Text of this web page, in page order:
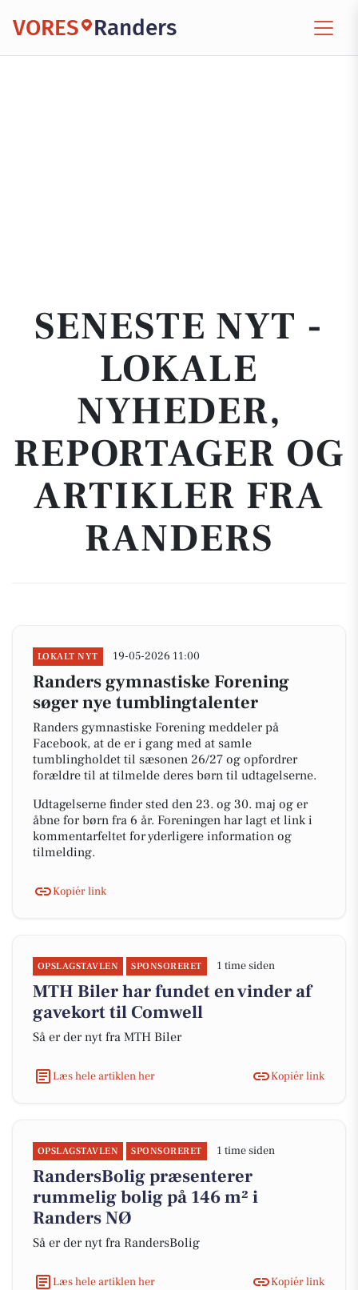
VORES Randers
SENESTE NYT -
LOKALE
NYHEDER,
REPORTAGER OG
ARTIKLER FRA
RANDERS
LOKALT NYT 19-05-2026 11:00
Randers gymnastiske Forening
søger nye tumblingtalenter
Randers gymnastiske Forening meddeler på
Facebook, at de er i gang med at samle
tumblingholdet til sæsonen 26/27 og opfordrer
forældre til at tilmelde deres børn til udtagelserne.
Udtagelserne finder sted den 23. og 30. maj og er
åbne for børn fra 6 år. Foreningen har lagt et link i
kommentarfeltet for yderligere information og
tilmelding.
Kopiér link
OPSLAGSTAVLEN SPONSORERET 1 time siden
MTH Biler har fundet en vinder af
gavekort til Comwell
Så er der nyt fra MTH Biler
Læs hele artiklen her Kopiér link
OPSLAGSTAVLEN SPONSORERET 1 time siden
RandersBolig præsenterer
rummelig bolig på 146 m² i
Randers NØ
Så er der nyt fra RandersBolig
Læs hele artiklen her Kopiér link